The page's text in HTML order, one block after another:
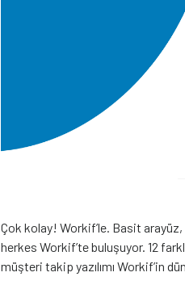
Çok kolay! Workif’le. Basit arayüz,
herkes Workif’te buluşuyor. 12
müşteri takip yazılımı Workif’in